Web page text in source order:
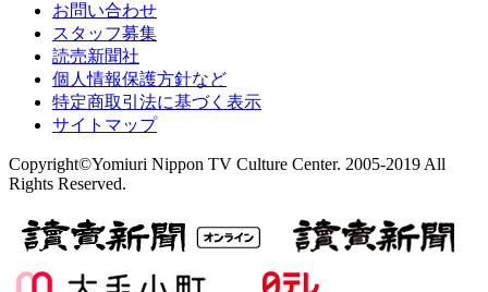
お問い合わせ
スタッフ募集
読売新聞社
個人情報保護方針など
特定商取引法に基づく表示
サイトマップ
Copyright©Yomiuri Nippon TV Culture Center. 2005-2019 All
Rights Reserved.